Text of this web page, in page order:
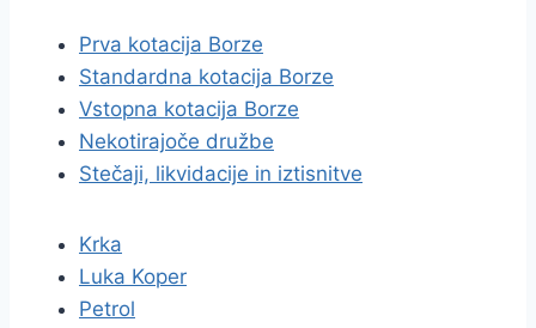
Prva kotacija Borze
Standardna kotacija Borze
Vstopna kotacija Borze
Nekotirajoče družbe
Stečaji, likvidacije in iztisnitve
Krka
Luka Koper
Petrol